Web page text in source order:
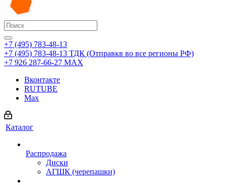
+7 (495) 783-48-13
+7 (495) 783-48-13 ТДК (Отправкв во все регионы РФ)
+7 926 287-66-27 МАХ
Вконтакте
RUTUBE
Max
Каталог
Распродажа
Диски
АГШК (черепашки)